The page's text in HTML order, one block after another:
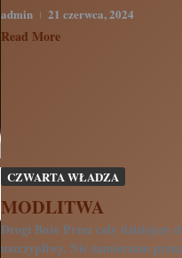
admin 21 czerwca, 2024
Read More
CZWARTA WŁADZA
MODLITWA
Drogi Boże Przez cały dzisiejszy
uszczypliwy. Nie zamierzam